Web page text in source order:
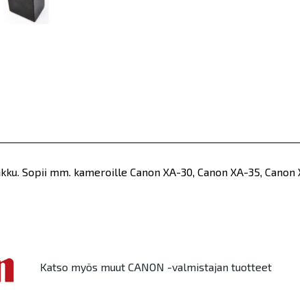
Sopii mm. kameroille Canon XA-30, Canon XA-35, Canon
Katso myös muut CANON -valmistajan tuotteet